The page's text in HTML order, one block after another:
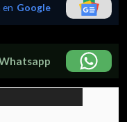
Google